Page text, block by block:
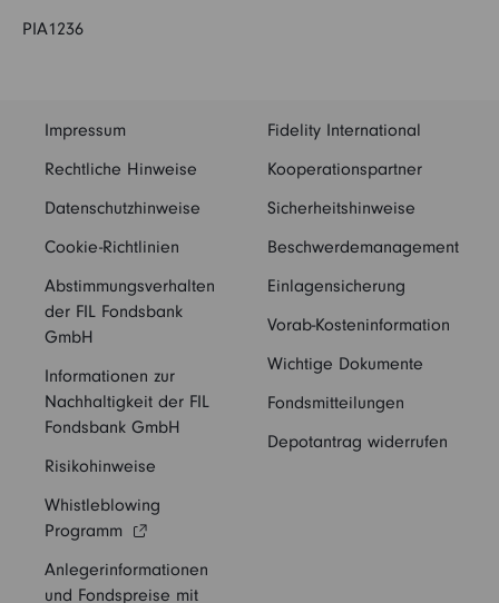
PIA1236
Impressum
Rechtliche Hinweise
Datenschutzhinweise
Cookie-Richtlinien
Abstimmungsverhalten
der FIL Fondsbank
GmbH
Informationen zur
Nachhaltigkeit der FIL
Fondsbank GmbH
Risikohinweise
Whistleblowing
Programm
Anlegerinformationen
und Fondspreise mit
Fidelity International
Kooperationspartner
Sicherheitshinweise
Beschwerdemanagement
Einlagensicherung
Vorab-Kosteninformation
Wichtige Dokumente
Fondsmitteilungen
Depotantrag widerrufen